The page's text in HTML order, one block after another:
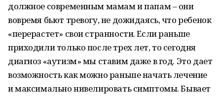
должное современным мамам и папам – они
вовремя бьют тревогу, не дожидаясь, что ребенок
«перерастет» свои странности. Если раньше
приходили только после трех лет, то сегодня
диагноз «аутизм» мы ставим даже в год. Это дает
возможность как можно раньше начать лечение
и максимально нивелировать симптомы. Бывает